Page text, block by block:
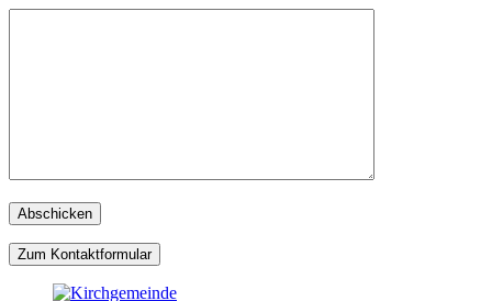
Zum Kontaktformular